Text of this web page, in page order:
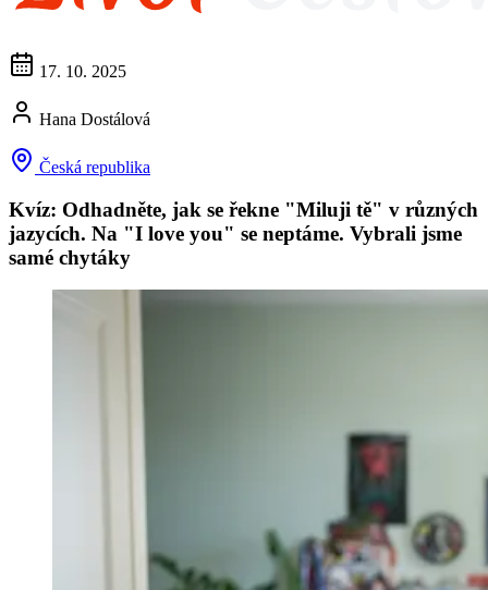
17. 10. 2025
Hana Dostálová
Česká republika
Kvíz: Odhadněte, jak se řekne "Miluji tě" v různých
jazycích. Na "I love you" se neptáme. Vybrali jsme
samé chytáky